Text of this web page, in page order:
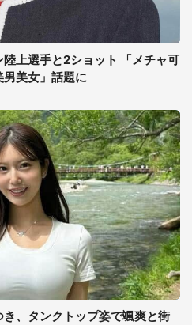
上選手と2ショット 「メチャ可
美女」話題に
き、タンクトップ姿で颯爽と街